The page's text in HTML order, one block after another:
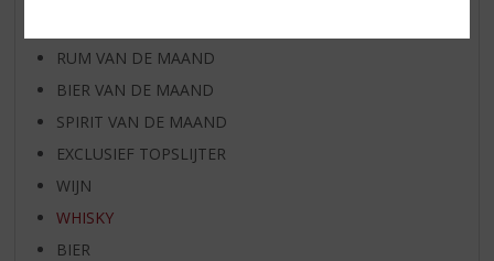
RUM VAN DE MAAND
BIER VAN DE MAAND
SPIRIT VAN DE MAAND
EXCLUSIEF TOPSLIJTER
WIJN
WHISKY
BIER